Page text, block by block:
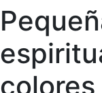
colores